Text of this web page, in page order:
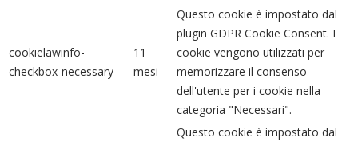
cookielawinfo-
checkbox-necessary
11
mesi
Questo cookie è impostato dal
plugin GDPR Cookie Consent. I
cookie vengono utilizzati per
memorizzare il consenso
dell'utente per i cookie nella
categoria "Necessari".
Questo cookie è impostato dal